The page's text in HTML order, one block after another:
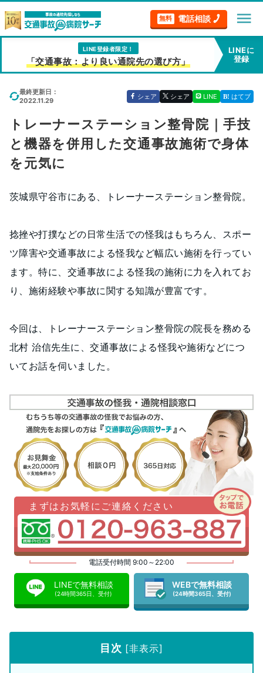
無料 電話相談 menu
LINE登録者限定！
「交通事故：より良い通院先の選び方」
LINEに
登録
最終更新日：
2022.11.29
シェア シェア LINE はてブ
トレーナーステーション整骨院｜手技
と機器を併用した交通事故施術で身体
を元気に
茨城県守谷市にある、トレーナーステーション整骨院。
捻挫や打撲などの日常生活での怪我はもちろん、スポー
ツ障害や交通事故による怪我など幅広い施術を行ってい
ます。特に、交通事故による怪我の施術に力を入れてお
り、施術経験や事故に関する知識が豊富です。
今回は、トレーナーステーション整骨院の院長を務める
北村 治信先生に、交通事故による怪我や施術などにつ
いてお話を伺いました。
まずはお気軽にご連絡ください
電話受付時間 9:00～22:00
LINEで無料相談
(24時間365日、受付)
WEBで無料相談
(24時間365日、受付)
目次 [非表示]